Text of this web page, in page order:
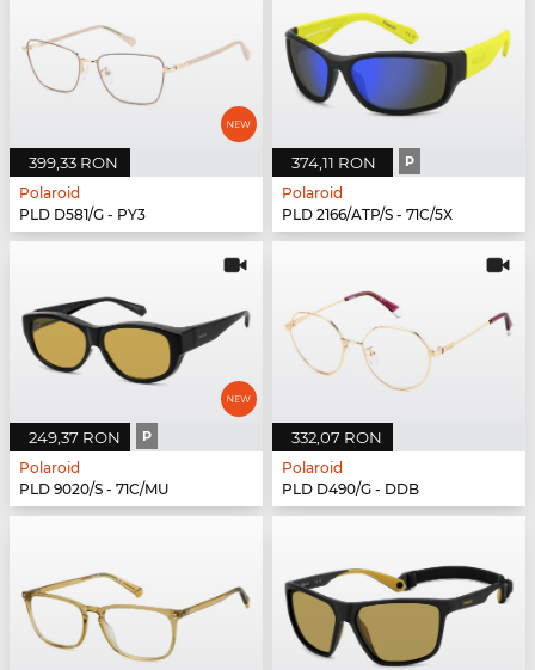
399,33 RON
Polaroid
PLD D581/G - PY3
374,11 RON P
Polaroid
PLD 2166/ATP/S - 71C/5X
249,37 RON P
Polaroid
PLD 9020/S - 71C/MU
332,07 RON
Polaroid
PLD D490/G - DDB